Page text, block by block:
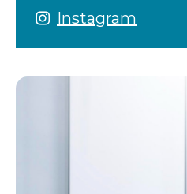
Instagram